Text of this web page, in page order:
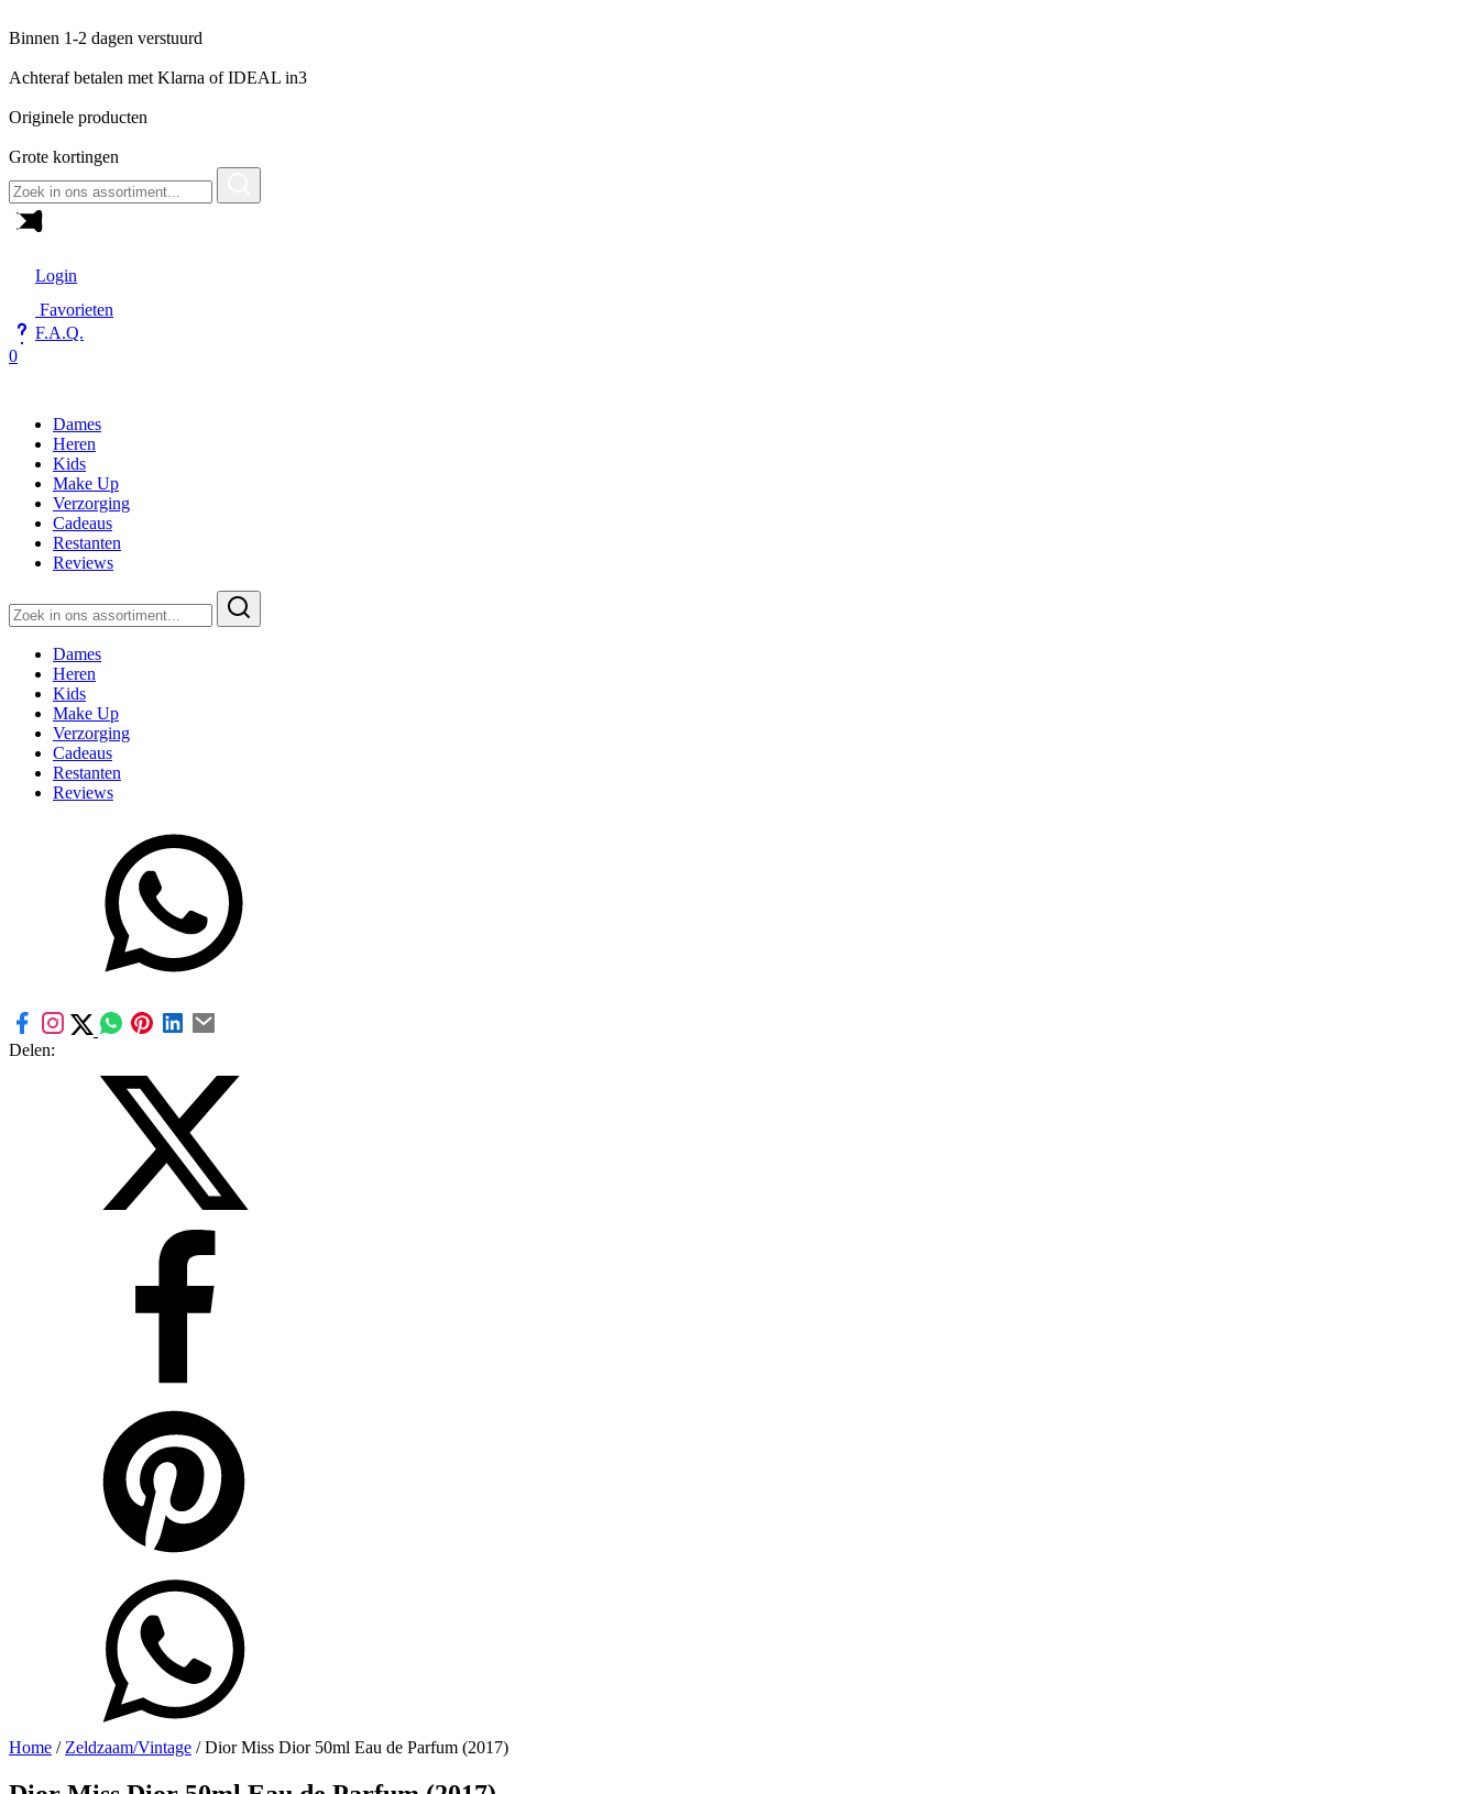
Binnen 1-2 dagen verstuurd
Achteraf betalen met Klarna of IDEAL in3
Originele producten
Grote kortingen
naar:
Login
Favorieten
F.A.Q.
0
Dames
Heren
Kids
Make Up
Verzorging
Cadeaus
Restanten
Reviews
naar:
Dames
Heren
Kids
Make Up
Verzorging
Cadeaus
Restanten
Reviews
Delen:
Home / Zeldzaam/Vintage / Dior Miss Dior 50ml Eau de Parfum (2017)